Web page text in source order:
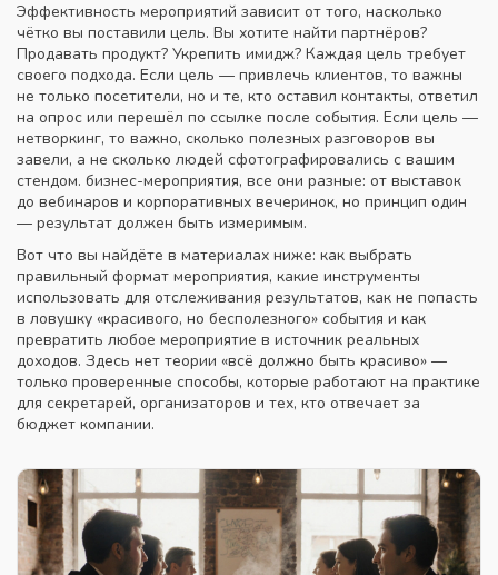
Эффективность мероприятий зависит от того, насколько
чётко вы поставили цель. Вы хотите найти партнёров?
Продавать продукт? Укрепить имидж? Каждая цель требует
своего подхода. Если цель — привлечь клиентов, то важны
не только посетители, но и те, кто оставил контакты, ответил
на опрос или перешёл по ссылке после события. Если цель —
нетворкинг, то важно, сколько полезных разговоров вы
завели, а не сколько людей сфотографировались с вашим
стендом. бизнес-мероприятия, все они разные: от выставок
до вебинаров и корпоративных вечеринок, но принцип один
— результат должен быть измеримым.
Вот что вы найдёте в материалах ниже: как выбрать
правильный формат мероприятия, какие инструменты
использовать для отслеживания результатов, как не попасть
в ловушку «красивого, но бесполезного» события и как
превратить любое мероприятие в источник реальных
доходов. Здесь нет теории «всё должно быть красиво» —
только проверенные способы, которые работают на практике
для секретарей, организаторов и тех, кто отвечает за
бюджет компании.